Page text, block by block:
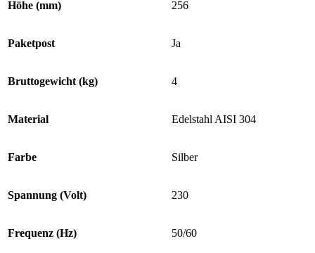
Höhe (mm) 256
Paketpost Ja
Bruttogewicht (kg) 4
Material Edelstahl AISI 304
Farbe Silber
Spannung (Volt) 230
Frequenz (Hz) 50/60